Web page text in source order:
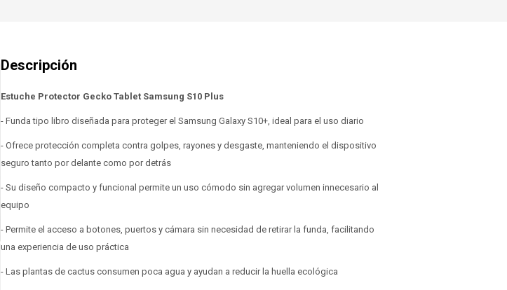
Estuche Protector Gecko Tablet Samsung S10 Plus
- Funda tipo libro diseñada para proteger el Samsung Galaxy S10+, ideal para el uso diario
- Ofrece protección completa contra golpes, rayones y desgaste, manteniendo el dispositivo
seguro tanto por delante como por detrás
- Su diseño compacto y funcional permite un uso cómodo sin agregar volumen innecesario al
equipo
- Permite el acceso a botones, puertos y cámara sin necesidad de retirar la funda, facilitando
una experiencia de uso práctica
- Las plantas de cactus consumen poca agua y ayudan a reducir la huella ecológica